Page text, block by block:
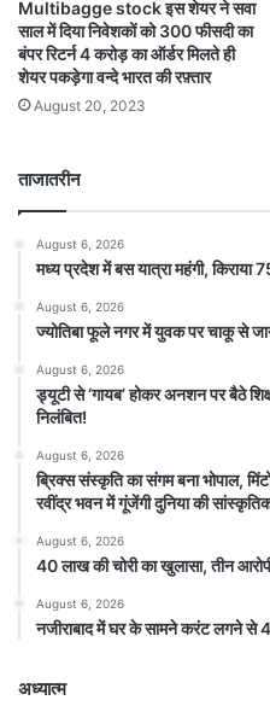
Multibagge stock इस शेयर ने सवा
साल में दिया निवेशकों को 300 फीसदी का
बंपर रिटर्न 4 करोड़ का ऑर्डर मिलते ही
शेयर पकड़ेगा वन्दे भारत की रफ़्तार
August 20, 2023
ताजातरीन
August 6, 2026
मध्य प्रदेश में बस यात्रा महंगी, किराया
August 6, 2026
ज्योतिबा फूले नगर में युवक पर चाकू से
August 6, 2026
ड्यूटी से ‘गायब’ होकर अनशन पर बैठे
निलंबित!
August 6, 2026
ब्रिक्स संस्कृति का संगम बना भोपाल,
रवींद्र भवन में गूंजेंगी दुनिया की
August 6, 2026
40 लाख की चोरी का खुलासा, तीन
August 6, 2026
नजीराबाद में घर के सामने करंट लगने से
अध्यात्म